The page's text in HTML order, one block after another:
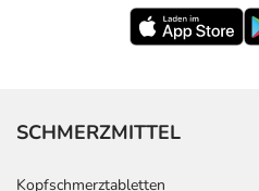
SCHMERZMITTEL
Kopfschmerztabletten